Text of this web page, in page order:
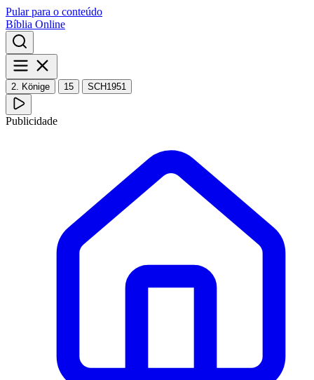
Pular para o conteúdo
Bíblia Online
2. Könige 15 SCH1951
Publicidade